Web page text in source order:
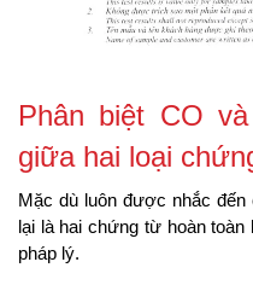
Phân biệt CO
giữa hai loại
Mặc dù luôn được nhắc
lại là hai chứng từ hoàn
pháp lý.